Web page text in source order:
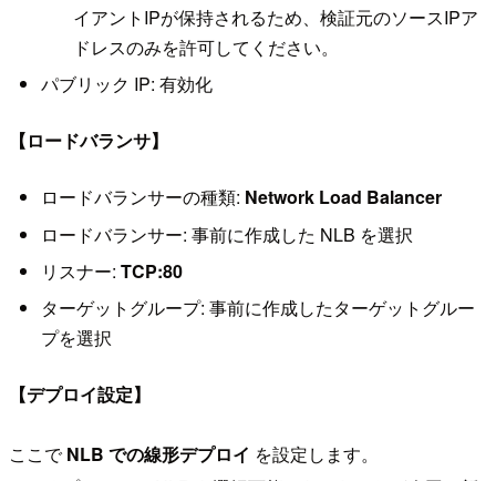
イアントIPが保持されるため、検証元のソースIPア
ドレスのみを許可してください。
パブリック IP: 有効化
【ロードバランサ】
ロードバランサーの種類: Network Load Balancer
ロードバランサー: 事前に作成した NLB を選択
リスナー: TCP:80
ターゲットグループ: 事前に作成したターゲットグルー
プを選択
【デプロイ設定】
ここでNLB での線形デプロイ を設定します。